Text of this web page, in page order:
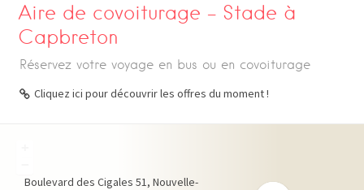
Aire de covoiturage – Stade à
Capbreton
Réservez votre voyage en bus ou en covoiturage
Cliquez ici pour découvrir les offres du moment !
Boulevard des Cigales 51 Nouvelle-